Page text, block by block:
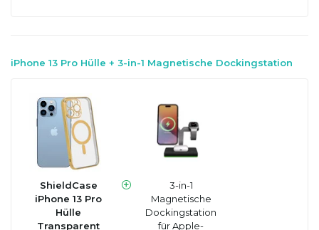
iPhone 13 Pro Hülle + 3-in-1 Magnetische Dockingstation
ShieldCase
iPhone 13 Pro
Hülle
Transparent
3-in-1
Magnetische
Dockingstation
für Apple-